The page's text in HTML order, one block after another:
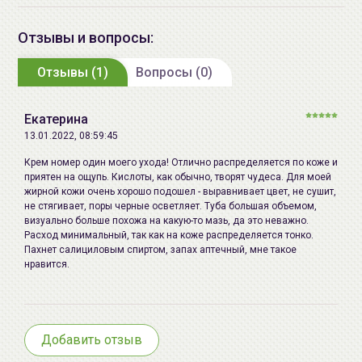
влагой, способствует нормализации
гидролипидного баланса и осветлению
пигментных пятен.
метаболизма, ускоряет жизненно важные
процессы, что весьма полезно для увядающей
кожи. Он увеличивает синтез коллагена,
керамидов и жирных кислот в поверхностном
слое кожи, предотвращает потерю влаги,
улучшает внешний вид сухой или поврежденной
кожи, также обладает выраженным
осветляющим действием.
20 Ether, Glyceryl Stearate,
Princeps Leaf Extract, Xanthan Gum,
Hydroxyacetophenone, Sodium
Acrylate/Sodium Acryloyldimethyl
Hydrogenated Lecithin, Allantoin,
Sucrose Distearate, Polysorbate
80, Adenosine, Sorbitan Oleate,
Disodium EDTA, Pantolactone,
Lactobacillus/Pumpkin Ferment
Alchemilla Vulgaris Extract, Arnica
Montana Flower Extract, Actinidia
Chinensis (Kiwi) Fruit Extract, Pyrus
Отзывы и вопросы:
Отзывы (1) Вопросы (0)
Екатерина
13.01.2022, 08:59:45
Крем номер один моего ухода! Отлично распределяется по коже и
приятен на ощупь. Кислоты, как обычно, творят чудеса. Для моей
жирной кожи очень хорошо подошел - выравнивает цвет, не сушит,
не стягивает, поры черные осветляет. Туба большая объемом,
визуально больше похожа на какую-то мазь, да это неважно.
Расход минимальный, так как на коже распределяется тонко.
Пахнет салициловым спиртом, запах аптечный, мне такое
нравится.
Добавить отзыв